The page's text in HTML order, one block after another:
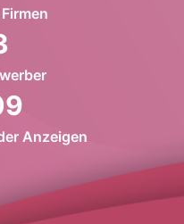
Anzeigen